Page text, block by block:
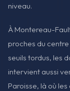
niveau.
À Montereau-
proches du
seuils tordus, les
intervient aussi
Paroisse, là où